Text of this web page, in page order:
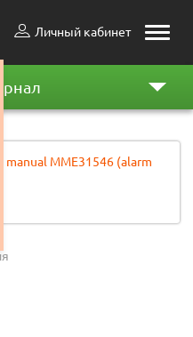
Toggle
Личный кабинет
MME31546 (alarm